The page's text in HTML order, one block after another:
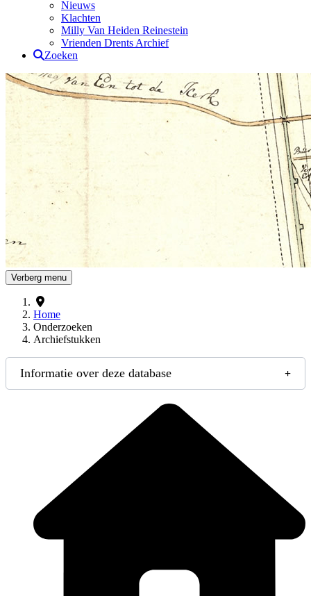
Nieuws
Klachten
Milly Van Heiden Reinestein
Vrienden Drents Archief
Zoeken
Drents Archief
Verberg menu
Home
Onderzoeken
Archiefstukken
Informatie over deze database